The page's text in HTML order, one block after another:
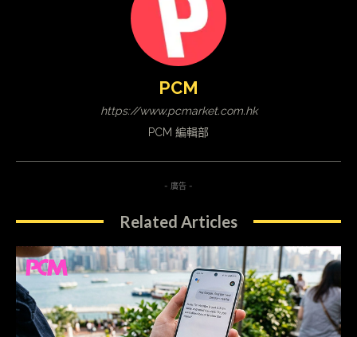
PCM
https://www.pcmarket.com.hk
PCM 編輯部
- 廣告 -
Related Articles